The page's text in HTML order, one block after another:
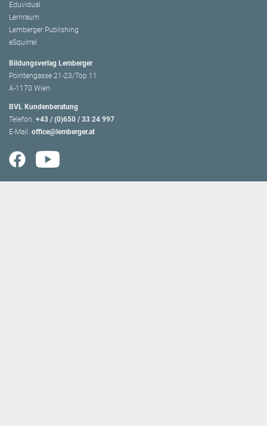
Eduvidual
Lernraum
Lemberger Publishing
eSquirrel
Bildungsverlag Lemberger
Pointengasse 21-23/Top 11
A-1170 Wien
BVL Kundenberatung
Telefon: +43 / (0)650 / 33 24 997
E-Mail: office@lemberger.at